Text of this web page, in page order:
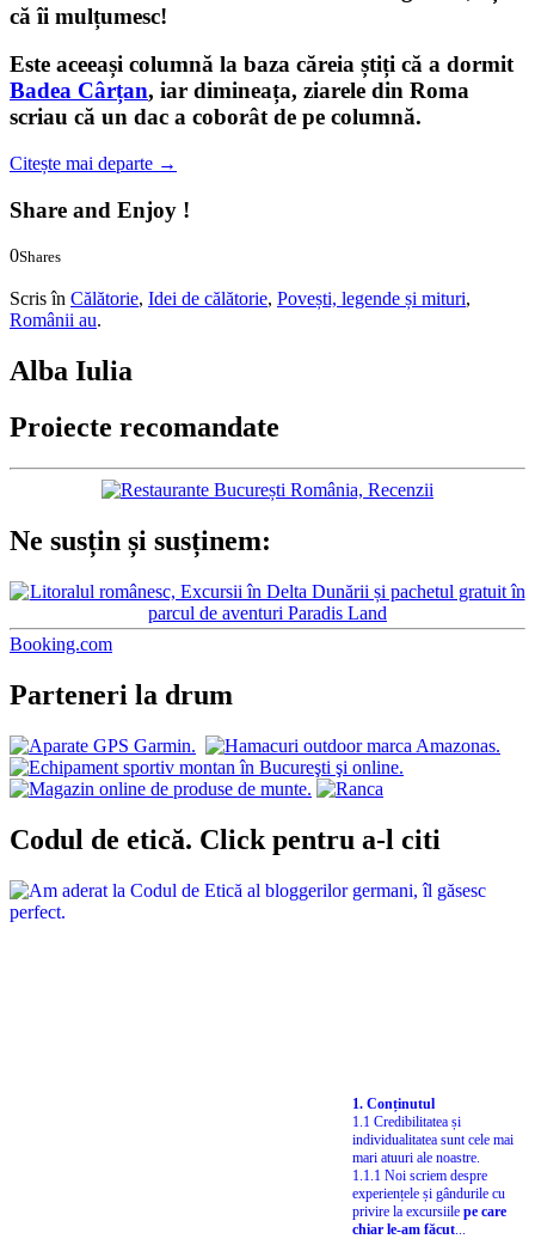
că îi mulțumesc!
Este aceeași columnă la baza căreia știți că a dormit
Badea Cârțan, iar dimineața, ziarele din Roma
scriau că un dac a coborât de pe columnă.
Citește mai departe →
Share and Enjoy !
0Shares
Scris în Călătorie, Idei de călătorie, Povești, legende și mituri,
Românii au.
Alba Iulia
Proiecte recomandate
Ne susțin și susținem:
Booking.com
Parteneri la drum
Codul de etică. Click pentru a-l citi
1. Conținutul
1.1 Credibilitatea și
individualitatea sunt cele mai
mari atuuri ale noastre.
1.1.1 Noi scriem despre
experiențele și gândurile cu
privire la excursiile pe care
chiar le-am făcut